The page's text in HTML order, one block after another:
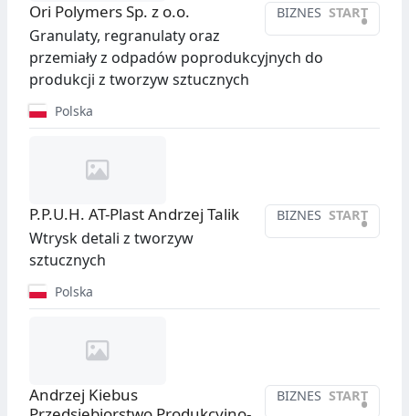
BIZNES START
•
Ori Polymers Sp. z o.o.
Granulaty, regranulaty oraz
przemiały z odpadów poprodukcyjnych do
produkcji z tworzyw sztucznych
Polska
BIZNES START
•
P.P.U.H. AT-Plast Andrzej Talik
Wtrysk detali z tworzyw
sztucznych
Polska
BIZNES START
•
Andrzej Kiebus